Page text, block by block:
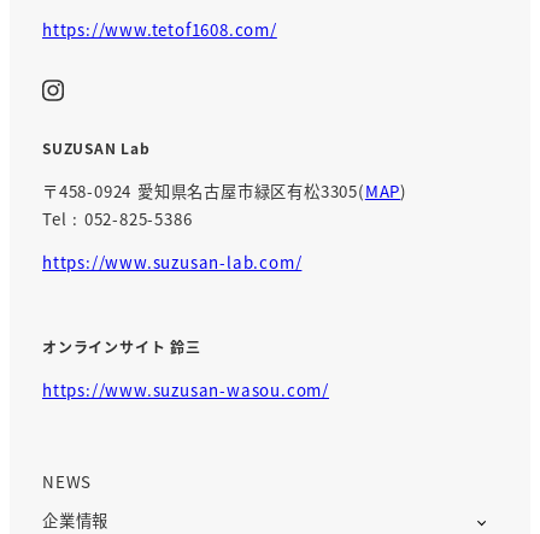
https://www.tetof1608.com/
SUZUSAN Lab
〒458-0924 愛知県名古屋市緑区有松3305(MAP)
Tel : 052-825-5386
https://www.suzusan-lab.com/
オンラインサイト 鈴三
https://www.suzusan-wasou.com/
NEWS
企業情報